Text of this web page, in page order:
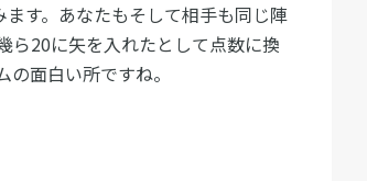
す。あなたもそして相手も同じ陣
ら20に矢を入れたとして点数に換
面白い所ですね。